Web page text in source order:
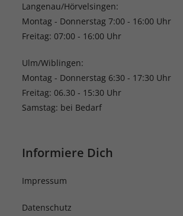
Langenau/Hörvelsingen:
Montag - Donnerstag 7:00 - 16:00 Uhr
Freitag: 07:00 - 16:00 Uhr
Ulm/Wiblingen:
Montag - Donnerstag 6:30 - 17:30 Uhr
Freitag: 06.30 - 15:30 Uhr
Samstag: bei Bedarf
Informiere Dich
Impressum
Datenschutz